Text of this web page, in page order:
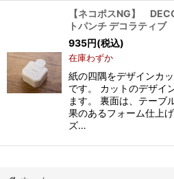
【ネコポスNG】
トパンチ デコラティブ
935円(税込)
在庫わずか
紙の四隅をデザインカ
です。 カットのデザイ
ます。 裏面は、テーブ
果のあるフォーム仕上
ズ…